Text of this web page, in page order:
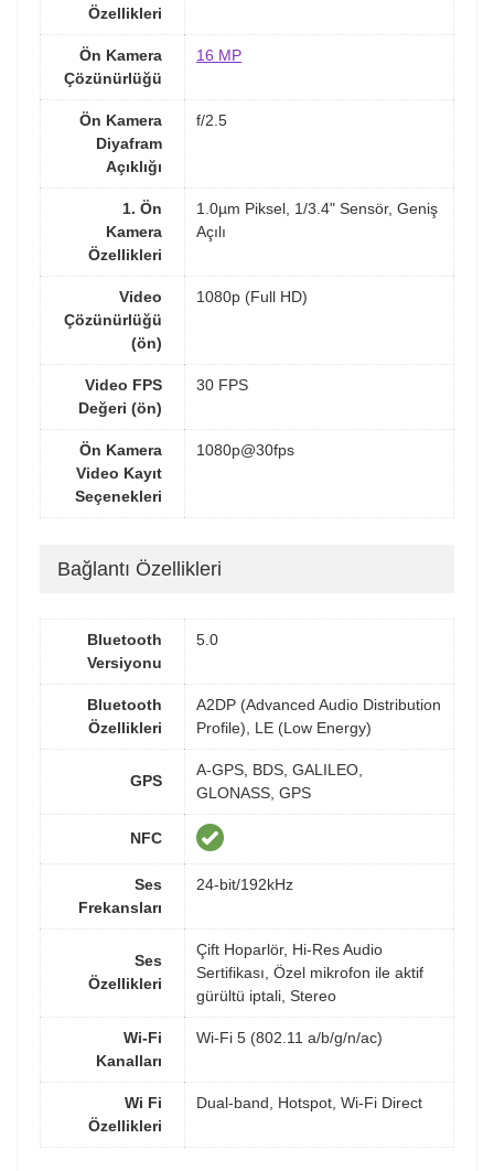
Özellikleri
Ön Kamera
Çözünürlüğü
16 MP
Ön Kamera
Diyafram
Açıklığı
f/2.5
1. Ön
Kamera
Özellikleri
1.0µm Piksel, 1/3.4" Sensör, Geniş
Açılı
Video
Çözünürlüğü
(ön)
1080p (Full HD)
Video FPS
Değeri (ön)
30 FPS
Ön Kamera
Video Kayıt
Seçenekleri
1080p@30fps
Bağlantı Özellikleri
Bluetooth
Versiyonu
5.0
Bluetooth
Özellikleri
A2DP (Advanced Audio Distribution
Profile), LE (Low Energy)
GPS
A-GPS, BDS, GALILEO,
GLONASS, GPS
NFC
Ses
Frekansları
24-bit/192kHz
Ses
Özellikleri
Çift Hoparlör, Hi-Res Audio
Sertifikası, Özel mikrofon ile aktif
gürültü iptali, Stereo
Wi-Fi
Kanalları
Wi-Fi 5 (802.11 a/b/g/n/ac)
Wi Fi
Özellikleri
Dual-band, Hotspot, Wi-Fi Direct